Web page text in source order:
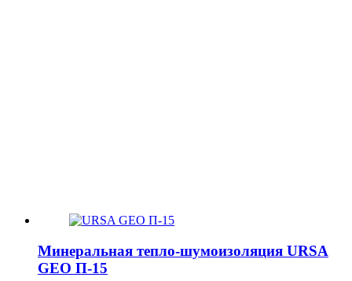
Минеральная тепло-шумоизоляция URSA
GEO П-15